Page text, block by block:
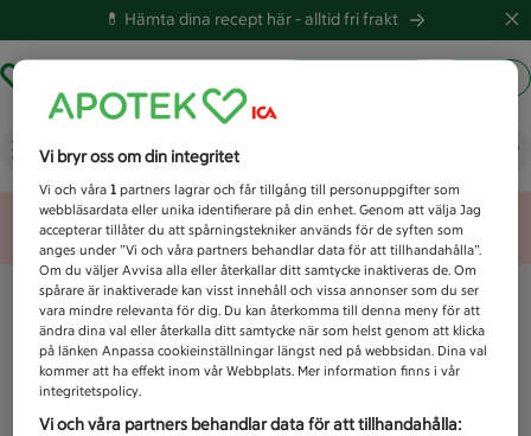
💊 Hämta dina recept här -alltid fri frakt
Vad letar du efter idag?
Unknown error
Vi bryr oss om din integritet
Vi och våra1 partners lagrar och får tillgång till personuppgifter som
webbläsardata eller unika identifierare på din enhet. Genom att välja Jag
accepterar tillåter du att spårningstekniker används för de syften som
anges under ”Vi och våra partners behandlar data för att tillhandahålla”.
Om du väljer Avvisa alla eller återkallar ditt samtycke inaktiveras de. Om
spårare är inaktiverade kan visst innehåll och vissa annonser som du ser
vara mindre relevanta för dig. Du kan återkomma till denna meny för att
ändra dina val eller återkalla ditt samtycke när som helst genom att klicka
på länken Anpassa cookieinställningar längst ned på webbsidan. Dina val
kommer att ha effekt inom vår Webbplats. Mer information finns i vår
integritetspolicy.
Vi och våra partners behandlar data för att tillhandahålla: